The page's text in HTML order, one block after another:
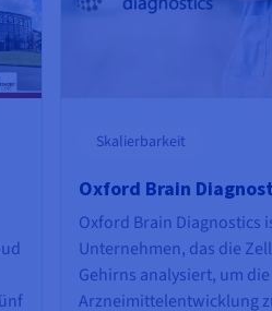
Skalierbarkeit
Oxford Brain
Oxford Brain Diagnostics
Unternehmen, das die
Gehirns analysiert, um die
Arzneimittelentwicklung